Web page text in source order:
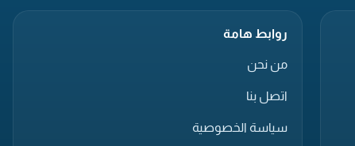
روابط هامة
من نحن
اتصل بنا
سياسة الخصوصية